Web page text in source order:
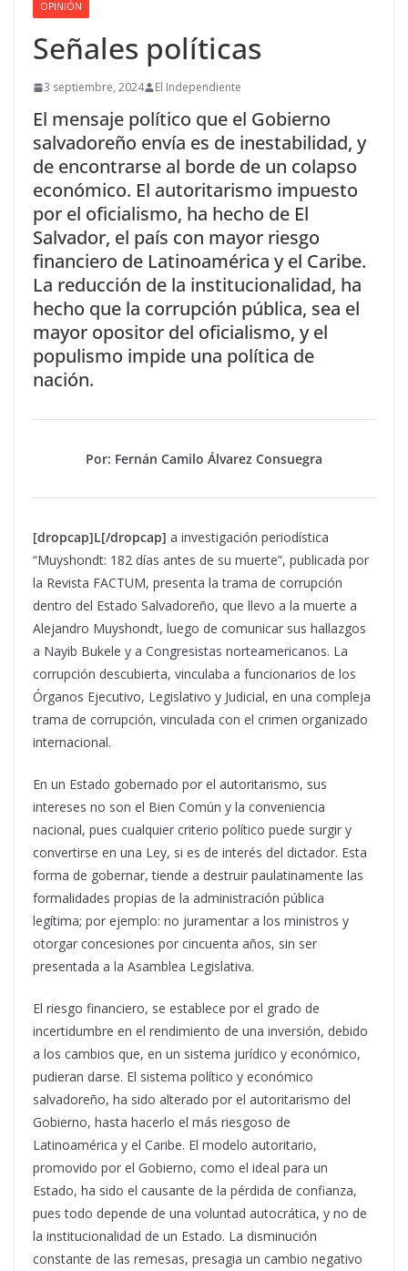
OPINIÓN
Señales políticas
3 septiembre, 2024 El Independiente
El mensaje político que el Gobierno
salvadoreño envía es de inestabilidad, y
de encontrarse al borde de un colapso
económico. El autoritarismo impuesto
por el oficialismo, ha hecho de El
Salvador, el país con mayor riesgo
financiero de Latinoamérica y el Caribe.
La reducción de la institucionalidad, ha
hecho que la corrupción pública, sea el
mayor opositor del oficialismo, y el
populismo impide una política de
nación.
Por: Fernán Camilo Álvarez Consuegra
[dropcap]L[/dropcap] a investigación periodística
“Muyshondt: 182 días antes de su muerte”, publicada por
la Revista FACTUM, presenta la trama de corrupción
dentro del Estado Salvadoreño, que llevo a la muerte a
Alejandro Muyshondt, luego de comunicar sus hallazgos
a Nayib Bukele y a Congresistas norteamericanos. La
corrupción descubierta, vinculaba a funcionarios de los
Órganos Ejecutivo, Legislativo y Judicial, en una compleja
trama de corrupción, vinculada con el crimen organizado
internacional.
En un Estado gobernado por el autoritarismo, sus
intereses no son el Bien Común y la conveniencia
nacional, pues cualquier criterio político puede surgir y
convertirse en una Ley, si es de interés del dictador. Esta
forma de gobernar, tiende a destruir paulatinamente las
formalidades propias de la administración pública
legítima; por ejemplo: no juramentar a los ministros y
otorgar concesiones por cincuenta años, sin ser
presentada a la Asamblea Legislativa.
El riesgo financiero, se establece por el grado de
incertidumbre en el rendimiento de una inversión, debido
a los cambios que, en un sistema jurídico y económico,
pudieran darse. El sistema político y económico
salvadoreño, ha sido alterado por el autoritarismo del
Gobierno, hasta hacerlo el más riesgoso de
Latinoamérica y el Caribe. El modelo autoritario,
promovido por el Gobierno, como el ideal para un
Estado, ha sido el causante de la pérdida de confianza,
pues todo depende de una voluntad autocrática, y no de
la institucionalidad de un Estado. La disminución
constante de las remesas, presagia un cambio negativo